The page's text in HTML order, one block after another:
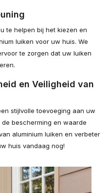
te helpen bij het kiezen en
luiken voor uw huis. We
te zorgen dat uw luiken
en Veiligheid van
stijlvolle toevoeging aan uw
bescherming en waarde
aluminium luiken en verbeter
huis vandaag nog!